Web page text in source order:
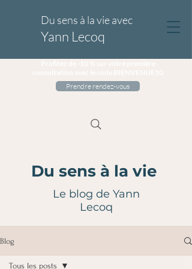
Du sens à la vie avec
Yann Lecoq
Prendre rendez-vous
Du sens à la vie
Le blog de Yann
Lecoq
Blog
Tous les posts